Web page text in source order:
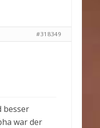
#318349
besser
war der